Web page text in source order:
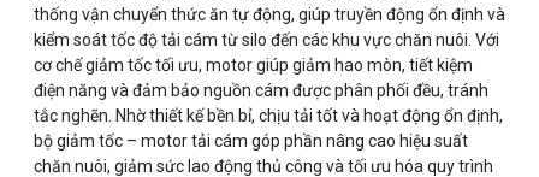
thống vận chuyển thức ăn tự động, giúp truyền động ổn định và
kiểm soát tốc độ tải cám từ silo đến các khu vực chăn nuôi. Với
cơ chế giảm tốc tối ưu, motor giúp giảm hao mòn, tiết kiệm
điện năng và đảm bảo nguồn cám được phân phối đều, tránh
tắc nghẽn. Nhờ thiết kế bền bỉ, chịu tải tốt và hoạt động ổn định,
bộ giảm tốc – motor tải cám góp phần nâng cao hiệu suất
chăn nuôi, giảm sức lao động thủ công và tối ưu hóa quy trình